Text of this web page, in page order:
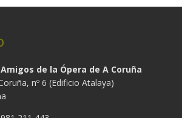
de la Ópera de A Coruña
nº 6 (Edificio Atalaya)